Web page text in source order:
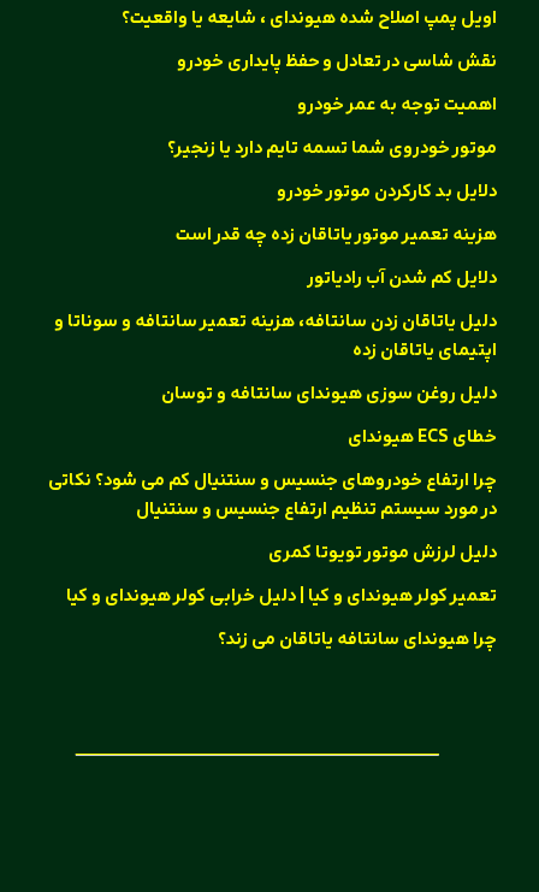
اویل پمپ اصلاح شده هیوندای ، شایعه یا واقعیت؟
نقش شاسی در تعادل و حفظ پایداری خودرو
اهمیت توجه به عمر خودرو
موتور خودروی شما تسمه تایم دارد یا زنجیر؟
دلایل بد کارکردن موتور خودرو
هزینه تعمیر موتور یاتاقان زده چه قدر است
دلایل کم شدن آب رادیاتور
دلیل یاتاقان زدن سانتافه، هزینه تعمیر سانتافه و سوناتا و
اپتیمای یاتاقان زده
دلیل روغن سوزی هیوندای سانتافه و توسان
خطای ECS هیوندای
چرا ارتفاع خودروهای جنسیس و سنتنیال کم می شود؟ نکاتی
در مورد سیستم تنظیم ارتفاع جنسیس و سنتنیال
دلیل لرزش موتور تویوتا کمری
تعمیر کولر هیوندای و کیا | دلیل خرابی کولر هیوندای و کیا
چرا هیوندای سانتافه یاتاقان می زند؟